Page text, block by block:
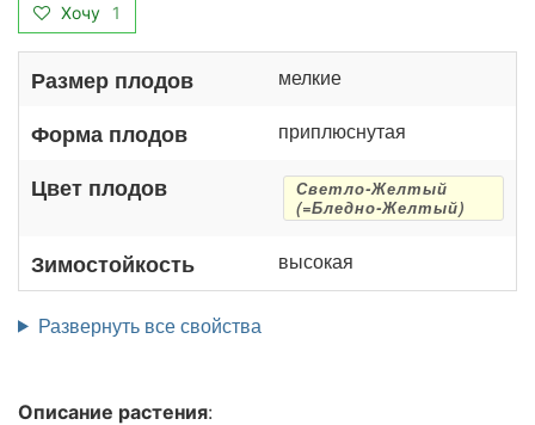
Хочу 1
Размер плодов мелкие
Форма плодов приплюснутая
Цвет плодов
Светло-Желтый
(=Бледно-Желтый)
Зимостойкость высокая
Развернуть все свойства
Описание растения: